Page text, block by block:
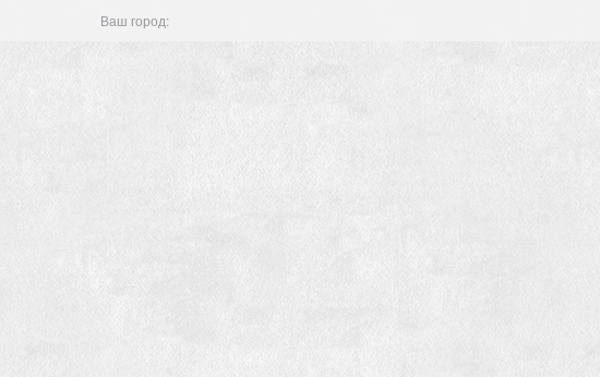
Ваш город: